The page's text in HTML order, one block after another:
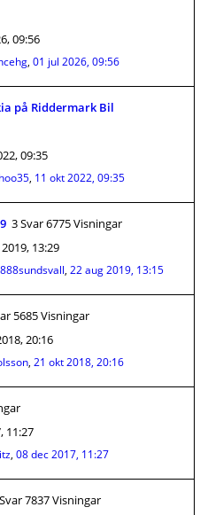
09:56
, 01 jul 2026, 09:56
på Riddermark Bil
09:35
, 11 okt 2022, 09:35
3 Svar 6775 Visningar
13:29
, 22 aug 2019, 13:15
5685 Visningar
20:16
, 21 okt 2018, 20:16
11:27
, 08 dec 2017, 11:27
7837 Visningar